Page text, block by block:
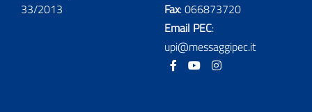
33/2013
Fax:066873720
Email PEC:
upi@messaggipec.it
FacebookYoutube